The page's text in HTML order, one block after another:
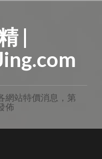
|
網站特價消息，第
佈